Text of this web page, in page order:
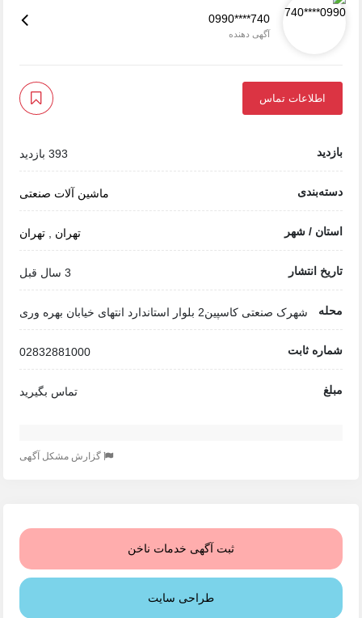
0990****740
آگهی دهنده
اطلاعات تماس
بازدید 393 بازدید
دسته‌بندی ماشین آلات صنعتی
استان / شهر تهران تهران
تاریخ انتشار 3 سال قبل
محله شهرک صنعتی کاسپین2 بلوار استاندارد انتهای خیابان بهره وری
شماره ثابت 02832881000
مبلغ تماس بگیرید
گزارش مشکل آگهی
ثبت آگهی خدمات ناخن
طراحی سایت